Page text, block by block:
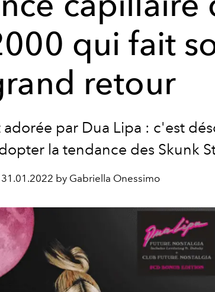
qui fait
retour
par Dua Lipa : c'est
la tendance des Skunk
31.01.2022 by Gabriella Onessimo